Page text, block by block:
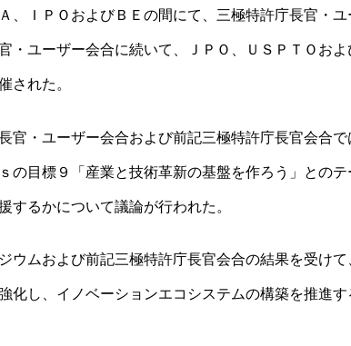
、ＩＰＯおよびＢＥの間にて、三極特許庁長官・
・ユーザー会合に続いて、ＪＰＯ、ＵＳＰＴＯお
された。
官・ユーザー会合および前記三極特許庁長官会合
の目標９「産業と技術革新の基盤を作ろう」との
するかについて議論が行われた。
ウムおよび前記三極特許庁長官会合の結果を受けて
化し、イノベーションエコシステムの構築を推進